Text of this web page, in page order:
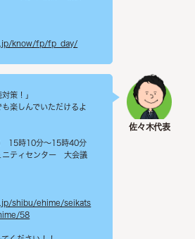
know/fp/fp_day/
策！」
楽しんでいただけるよ
15時10分～15時40分
ニティセンター 大会議
shibu/ehime/seikats
58